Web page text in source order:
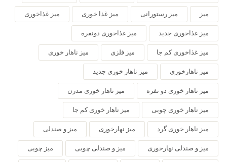
میز میز رستورانی میز غذا خوری میز غذاخوری
میز غذاخوری جدید میز غذاخوری دونفره
میز غذاخوری کم جا میز فلزی میز ناهار خوری
میز ناهارخوری میز ناهار خوری جدید
میز ناهار خوری دو نفره میز ناهار خوری مدرن
میز ناهار خوری چوبی میز ناهار خوری کم جا
میز ناهار خوری گرد میز نهارخوری میز و صندلی
میز و صندلی نهارخوری میز و صندلی چوبی میز چوبی